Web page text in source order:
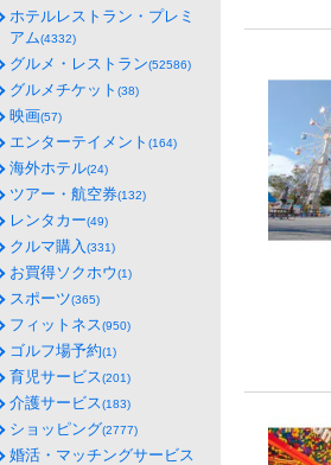
ホテルレストラン・プレミ
アム(4332)
グルメ・レストラン(52586)
グルメチケット (38)
映画(57)
エンターテイメント (164)
海外ホテル(24)
ツアー・航空券(132)
レンタカー(49)
クルマ購入(331)
お買得ソクホウ(1)
スポーツ(365)
フィットネス(950)
ゴルフ場予約(1)
育児サービス(201)
介護サービス(183)
ショッピング(2777)
婚活・マッチングサービス